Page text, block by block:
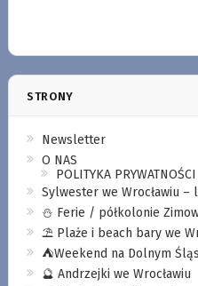
STRONY
Newsletter
O NAS
POLITYKA PRYWATNOŚCI
Sylwester we Wrocławiu
⛄️ Ferie / półkolonie
⛱️ Plaże i beach bary we
⛺️Weekend na Dolnym
🔮 Andrzejki we Wrocławiu